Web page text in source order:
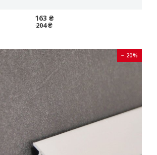
163 ₴
204 ₴
− 20%